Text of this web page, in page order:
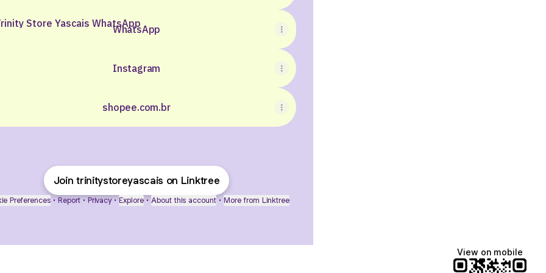
WhatsApp
Instagram
shopee.com.br
Join trinitystoreyascais on Linktree
Preferences • Report • Privacy • Explore • About this account • More from Linktree
View on mobile